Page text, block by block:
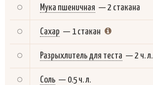
Мука пшеничная — 2 стакана
Сахар — 1 стакан
Разрыхлитель для теста — 2 ч. л.
Соль — 0.5 ч. л.